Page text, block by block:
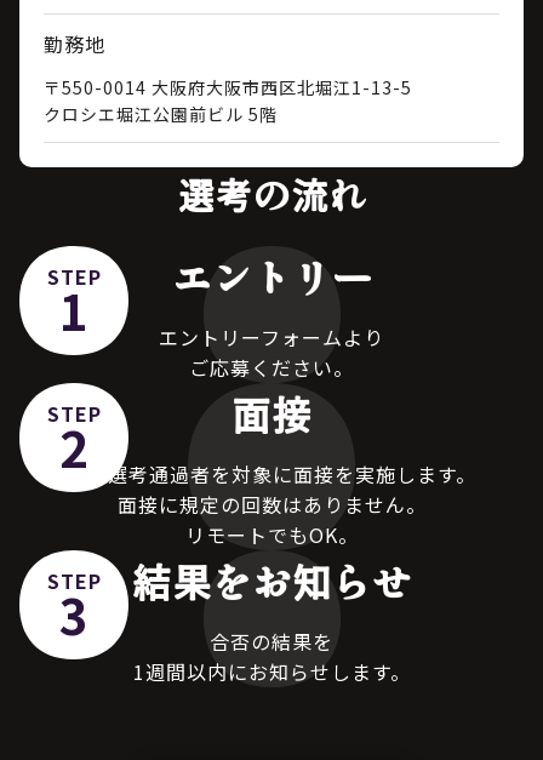
勤務地
〒550-0014 大阪府大阪市西区北堀江1-13-5
クロシエ堀江公園前ビル 5階
選考の流れ
STEP
1 エントリー
エントリーフォームより
ご応募ください。
STEP
2 面接
書類選考通過者を対象に面接を実施します。
面接に規定の回数はありません。
リモートでもOK。
STEP
3 結果をお知らせ
合否の結果を
1週間以内にお知らせします。